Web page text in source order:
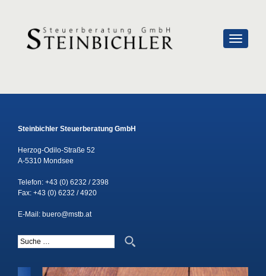
Steinbichler Steuerberatung GmbH
Herzog-Odilo-Straße 52
A-5310 Mondsee
Telefon: +43 (0) 6232 / 2398
Fax: +43 (0) 6232 / 4920
E-Mail: buero@mstb.at
Suche nach: